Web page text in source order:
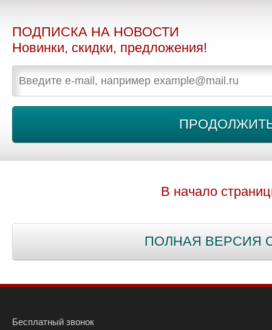
ПОДПИСКА НА НОВОСТИ
Новинки, скидки, предложения!
В начало
ПОЛНАЯ ВЕРСИЯ
Бесплатный звонок